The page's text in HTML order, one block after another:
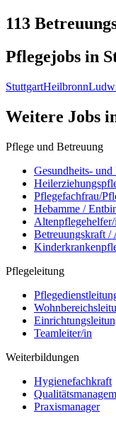
113
Pflegejobs in
StuttgartHeilbronn
Weitere Jobs
Pflege und Betreuung
Gesundheits-
Pflegefachfrau/
Hebamme /
Betreuungskraft /
Pflegeleitung
Teamleiter/in
Weiterbildungen
Hygienefachkraft
Praxismanager